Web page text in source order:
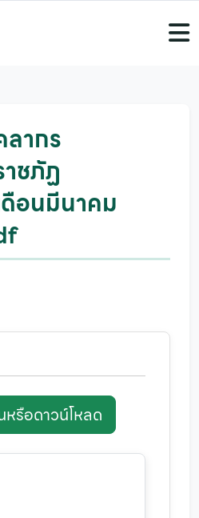
ากร
ชภัฏ
ดือนมีนาคม
หรือดาวน์โหลด